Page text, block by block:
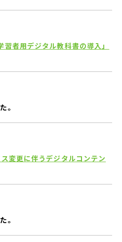
者用デジタル教科書の導入」
。
変更に伴うデジタルコンテン
。